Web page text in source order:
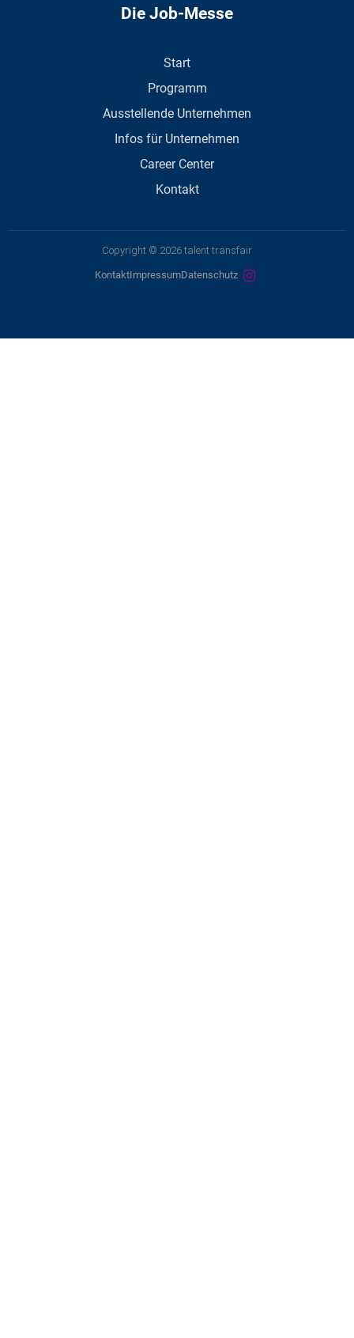
Die Job-Messe
Start
Programm
Ausstellende Unternehmen
Infos für Unternehmen
Career Center
Kontakt
Copyright © 2026 talent transfair
KontaktImpressumDatenschutz